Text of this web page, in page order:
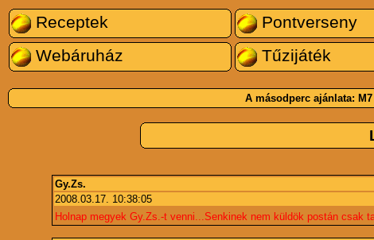
Receptek Pontverseny
Webáruház
Tűzijáték
A másodperc ajánlata:
Gy.Zs.
2008.03.17. 10:38:05
Holnap megyek Gy.Zs.-t venni...Senkinek nem küldök postán csak